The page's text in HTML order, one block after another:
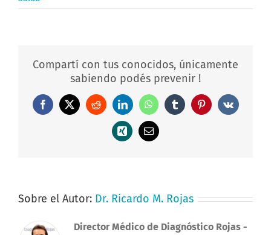
Compartí con tus conocidos, únicamente
sabiendo podés prevenir !
Facebook
X RedditLinkedInWhatsAppTumblrPinterestVk
Xing
Correo
Sobre el Autor: Dr. Ricardo M. Rojas
Director Médico de Diagnóstico Rojas -